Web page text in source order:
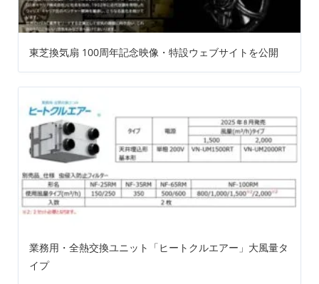
東芝換気扇 100周年記念映像・特設ウェブサイトを公開
業務用・全熱交換ユニット「ヒートクルエアー」大風量タ
イプ